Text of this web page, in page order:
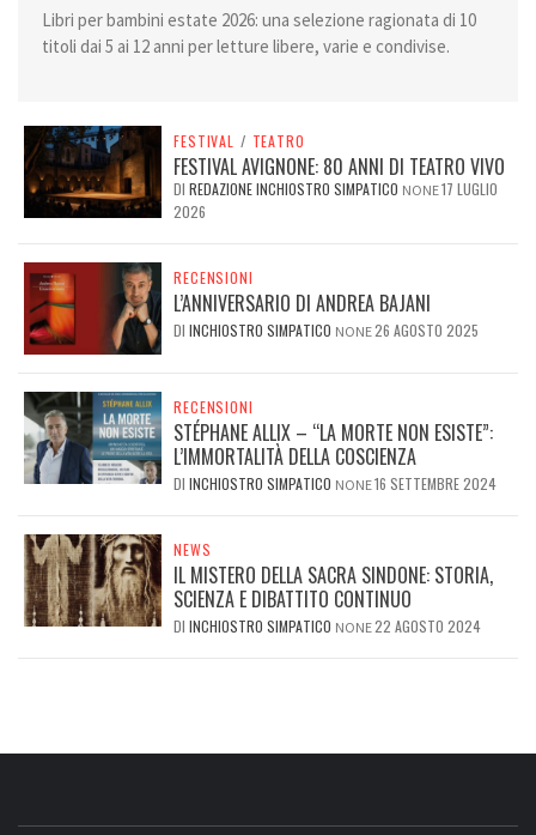
Libri per bambini estate 2026: una selezione ragionata di 10
titoli dai 5 ai 12 anni per letture libere, varie e condivise.
FESTIVAL / TEATRO
FESTIVAL AVIGNONE: 80 ANNI DI TEATRO VIVO
DI REDAZIONE INCHIOSTRO SIMPATICO NONE17 LUGLIO
2026
RECENSIONI
L’ANNIVERSARIO DI ANDREA BAJANI
DI INCHIOSTRO SIMPATICO NONE26 AGOSTO 2025
RECENSIONI
STÉPHANE ALLIX – “LA MORTE NON ESISTE”:
L’IMMORTALITÀ DELLA COSCIENZA
DI INCHIOSTRO SIMPATICO NONE16 SETTEMBRE 2024
NEWS
IL MISTERO DELLA SACRA SINDONE: STORIA,
SCIENZA E DIBATTITO CONTINUO
DI INCHIOSTRO SIMPATICO NONE22 AGOSTO 2024